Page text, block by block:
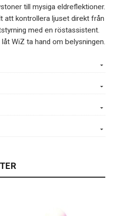
till mysiga eldreflektioner.
att kontrollera ljuset direkt från
med en röstassistent.
WiZ ta hand om belysningen.